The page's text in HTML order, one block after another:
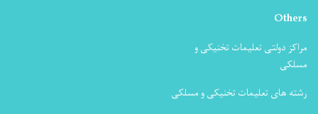
Others
مراکز دولتی تعلیمات تخنیکی و
مسلکی
رشته های تعلیمات تخنیکی و مسلکی